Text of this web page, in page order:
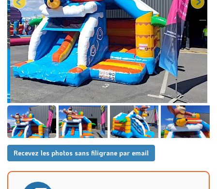
Recevez les photos sans filigrane par email